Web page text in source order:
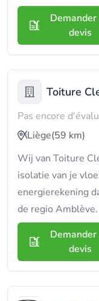
Demander
devis
Toiture
Pas encore
Liège(59 km)
Wij van Toiture
isolatie van je
energierekening
de regio Amblève.
Demander
devis